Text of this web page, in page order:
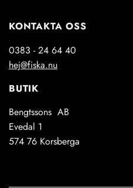
KONTAKTA OSS
0383 - 24 64 40
hej@fiska.nu
BUTIK
Bengtssons AB
Evedal 1
574 76 Korsberga